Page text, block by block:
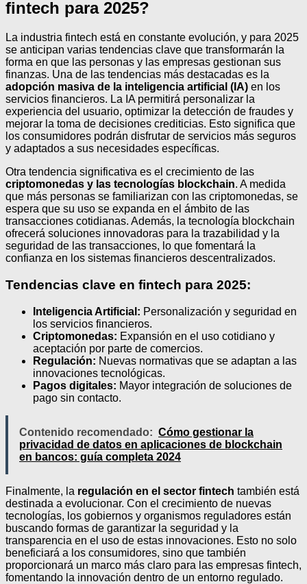
fintech para 2025?
La industria fintech está en constante evolución, y para 2025
se anticipan varias tendencias clave que transformarán la
forma en que las personas y las empresas gestionan sus
finanzas. Una de las tendencias más destacadas es la
adopción masiva de la inteligencia artificial (IA) en los
servicios financieros. La IA permitirá personalizar la
experiencia del usuario, optimizar la detección de fraudes y
mejorar la toma de decisiones crediticias. Esto significa que
los consumidores podrán disfrutar de servicios más seguros
y adaptados a sus necesidades específicas.
Otra tendencia significativa es el crecimiento de las
criptomonedas y las tecnologías blockchain. A medida
que más personas se familiarizan con las criptomonedas, se
espera que su uso se expanda en el ámbito de las
transacciones cotidianas. Además, la tecnología blockchain
ofrecerá soluciones innovadoras para la trazabilidad y la
seguridad de las transacciones, lo que fomentará la
confianza en los sistemas financieros descentralizados.
Tendencias clave en fintech para 2025:
Inteligencia Artificial: Personalización y seguridad en
los servicios financieros.
Criptomonedas: Expansión en el uso cotidiano y
aceptación por parte de comercios.
Regulación: Nuevas normativas que se adaptan a las
innovaciones tecnológicas.
Pagos digitales: Mayor integración de soluciones de
pago sin contacto.
Contenido recomendado: Cómo gestionar la
privacidad de datos en aplicaciones de blockchain
en bancos: guía completa 2024
Finalmente, la regulación en el sector fintech también está
destinada a evolucionar. Con el crecimiento de nuevas
tecnologías, los gobiernos y organismos reguladores están
buscando formas de garantizar la seguridad y la
transparencia en el uso de estas innovaciones. Esto no solo
beneficiará a los consumidores, sino que también
proporcionará un marco más claro para las empresas fintech,
fomentando la innovación dentro de un entorno regulado.